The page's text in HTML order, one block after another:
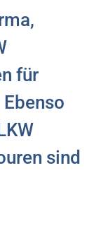
für
sind